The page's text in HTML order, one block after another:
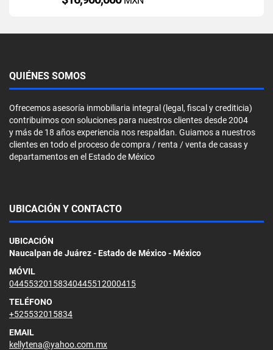
QUIÉNES SOMOS
Ofrecemos asesoría inmobiliaria integral (legal, fiscal y crediticia)
contribuimos con soluciones para nuestros clientes desde 2004
y más de 18 años experiencia nos respaldan. Guiamos a nuestros
clientes en todo el proceso de compra / renta / venta de casas y
departamentos en el Estado de México
UBICACIÓN Y CONTACTO
UBICACIÓN
Naucalpan de Juárez - Estado de México - México
MÓVIL
04455320158340445512000415
TELÉFONO
+525532015834
EMAIL
kellytena@yahoo.com.mx